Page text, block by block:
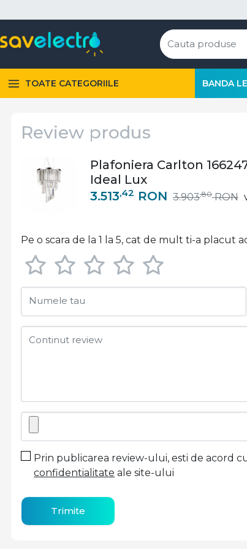
TOATE CATEGORIILE BANDA
Review produs
Plafoniera Carlton
Ideal Lux
3.513,42 RON 3.903,80 RON
Pe o scara de la 1 la 5, cat de mult ti-a placut
Numele tau
Continut review
Prin publicarea review-ului, esti de acord
confidentialitate ale site-ului
Trimite